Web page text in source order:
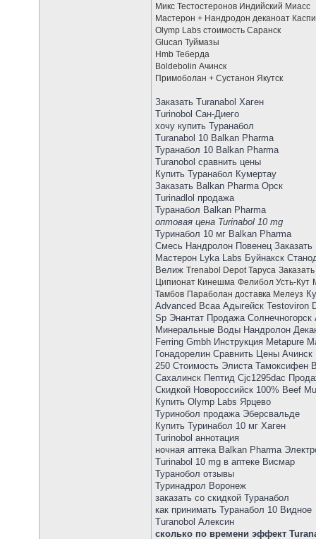
Микс Тестостеронов Индийский Миасс
Мастерон + Нандродон деканоат
Olymp Labs стоимость Саранск
Glucan Туймазы
Hmb Теберда
Boldebolin Ачинск
Примоболан + Сустанон Якутск
Заказать Turanabol Хаген
Turinobol Сан-Диего
хочу купить Туранабол
Turanabol 10 Balkan Pharma
Туранабол 10 Balkan Pharma
Turanobol сравнить цены
Купить Туранабол Кумертау
Заказать Balkan Pharma Орск
Turinadlol продажа
Туранабол Balkan Pharma
оптовая цена Turinabol 10 mg
Туринабол 10 мг Balkan Pharma
Смесь Нандролон Повенец Заказать
Мастерон Lyka Labs Буйнакск
Велиж Trenabol Depot Таруса
Ципионат Кинешма Фелибол Усть-Кут
Тамбов Параболан доставка Мелеуз
Advanced Bcaa Адыгейск Testoviron
Sp Энантат Продажа
Минеральные Воды Нандролон
Ferring Gmbh Инструкция Metapure
Гонадорелин Сравнить Цены Ачинск
250 Стоимость Элиста
Сахалинск Пептид Cjc1295dac
Скидкой Новороссийск 100% Beef
Купить Olymp Labs Ярцево
Туринобол продажа Эберсвальде
Купить Туринабол 10 мг Хаген
Turinobol аннотация
ночная аптека Balkan Pharma
Turinabol 10 mg в аптеке Висмар
Туранобол отзывы
Туринадрол Воронеж
заказать со скидкой Туранабол
как принимать Туранабол 10 Видное
Turanobol Алексин
сколько по времени эффект